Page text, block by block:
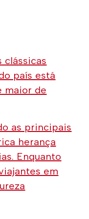
clássicas
país está
maior de
as principais
herança
Enquanto
em